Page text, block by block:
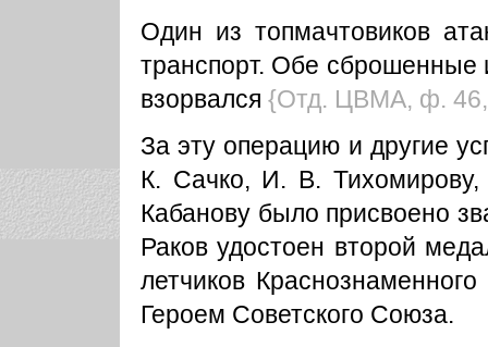
Один из топмачтовиков
транспорт. Обе сброшенные
взорвался {Отд. ЦВМА, ф. 46,
За эту операцию и другие
К. Сачко, И. В.
Кабанову было присвоено
Раков удостоен второй
летчиков
Героем Советского Союза.